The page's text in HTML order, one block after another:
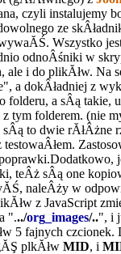
czyli instalujemy
ze
Wszystko
odnoÂśniki w
i do plikĂłw. Na
a dokÂładniej z
folderu, a sÂą takie,
tym folderem. (nie
to dwie rĂłÂżne
teÂż sÂą one
naleÂży w
z JavaScript
".../org_images/..", i
5 fajnych czcionek.
plkĂłwMID, i